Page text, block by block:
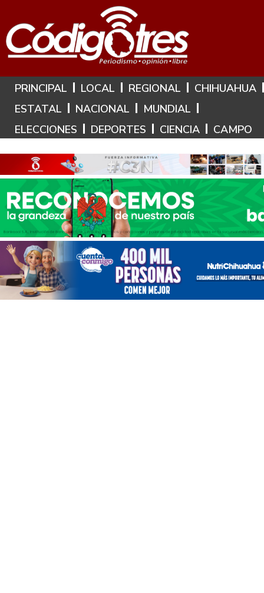
Hoy es: 9 de Agosto de 2026
PRINCIPAL LOCAL REGIONAL
CHIHUAHUA
ESTATAL
NACIONAL
MUNDIAL
ELECCIONES
DEPORTES CIENCIA CAMPO